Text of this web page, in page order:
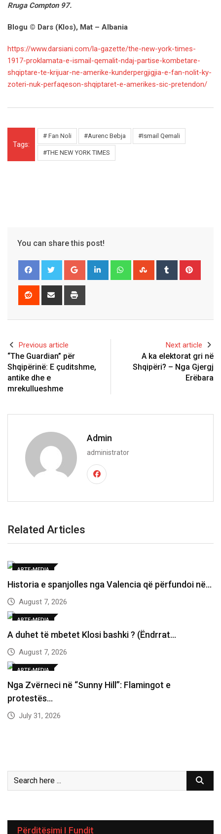
Rruga Compton 97.
Blogu © Dars (Klos), Mat – Albania
https://www.darsiani.com/la-gazette/the-new-york-times-
1917-proklamata-e-ismail-qemalit-ndaj-partise-kombetare-
shqiptare-te-krijuar-ne-amerike-kunderpergjigjia-e-fan-nolit-ky-
zoteri-nuk-perfaqeson-shqiptaret-e-amerikes-sic-pretendon/
Tags:
# Fan Noli #Aurenc Bebja #Ismail Qemali
#THE NEW YORK TIMES
You can share this post!
Google+ LinkedIn WhatsappStumbleUpon
Tumblr
Reddit
Share
Previous article
“The Guardian” për
Shqipërinë: E çuditshme,
antike dhe e
mrekullueshme
Next article
A ka elektorat gri në
Shqipëri? – Nga Gjergj
Erëbara
Admin
administrator
Related Articles
ARTE-MEDIA
Historia e spanjolles nga Valencia që përfundoi në…
August 7, 2026
ARTE-MEDIA
A duhet të mbetet Klosi bashki ? (Ëndrrat…
August 7, 2026
ARTE-MEDIA
Nga Zvërneci në “Sunny Hill”: Flamingot e
protestës…
July 31, 2026
Përditësimi I Fundit